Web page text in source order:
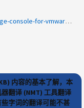
product-categories:virtual-storage-console-for-vmware-vsphere
内容的基本了解，本
翻译 (NMT) 工具翻译
字词的翻译可能不甚